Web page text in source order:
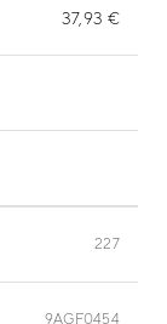
37,93 €
227
9AGF0454